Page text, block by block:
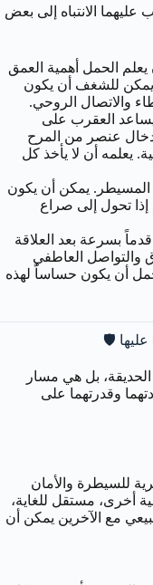
عليهما الانتباه إلى بعض
الحمل أهمية العمق
يمكن للشغف أن يكون
والاتصال الروحي.
العقرب على
عنصر من المرح
يعلمه أن لا يأخذ كل
المسيطر. يمكن أن يكون
إذا تحول إلى صراع
بسرعة بعد العلاقة
والتواصل العاطفي
أن يكون حساساً لهذه
عليها 🛡️
بل هي مسار
وقدرتهما على
للسيطرة والأمان
أخرى، مستقل للغاية،
مع الآخرين يمكن أن